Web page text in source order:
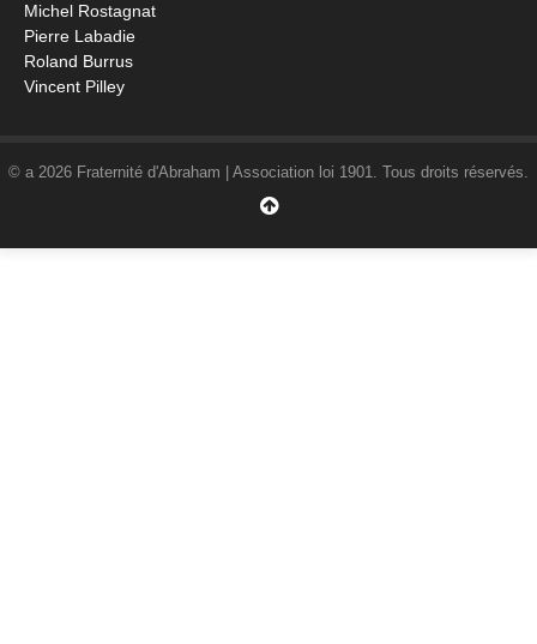
Michel Rostagnat
Pierre Labadie
Roland Burrus
Vincent Pilley
© a 2026 Fraternité d'Abraham | Association loi 1901. Tous droits réservés.